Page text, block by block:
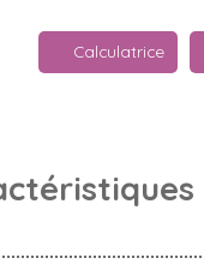
Calculatrice